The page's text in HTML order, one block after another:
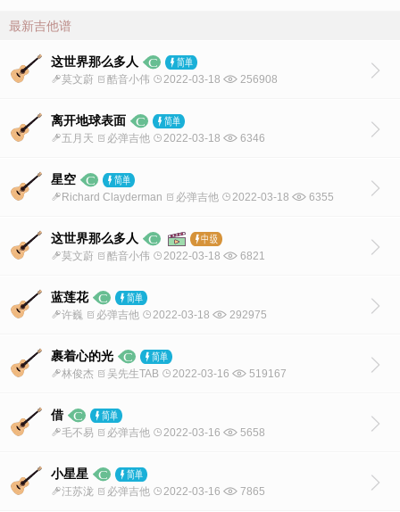
最新吉他谱
这世界那么多人
莫文蔚 酷音小伟 2022-03-18 256908
离开地球表面
五月天 必弹吉他 2022-03-18 6346
星空
Richard Clayderman 必弹吉他 2022-03-18 6355
这世界那么多人
莫文蔚 酷音小伟 2022-03-18 6821
蓝莲花
许巍 必弹吉他 2022-03-18 292975
裹着心的光
林俊杰 吴先生TAB 2022-03-16 519167
借
毛不易 必弹吉他 2022-03-16 5658
小星星
汪苏泷 必弹吉他 2022-03-16 7865